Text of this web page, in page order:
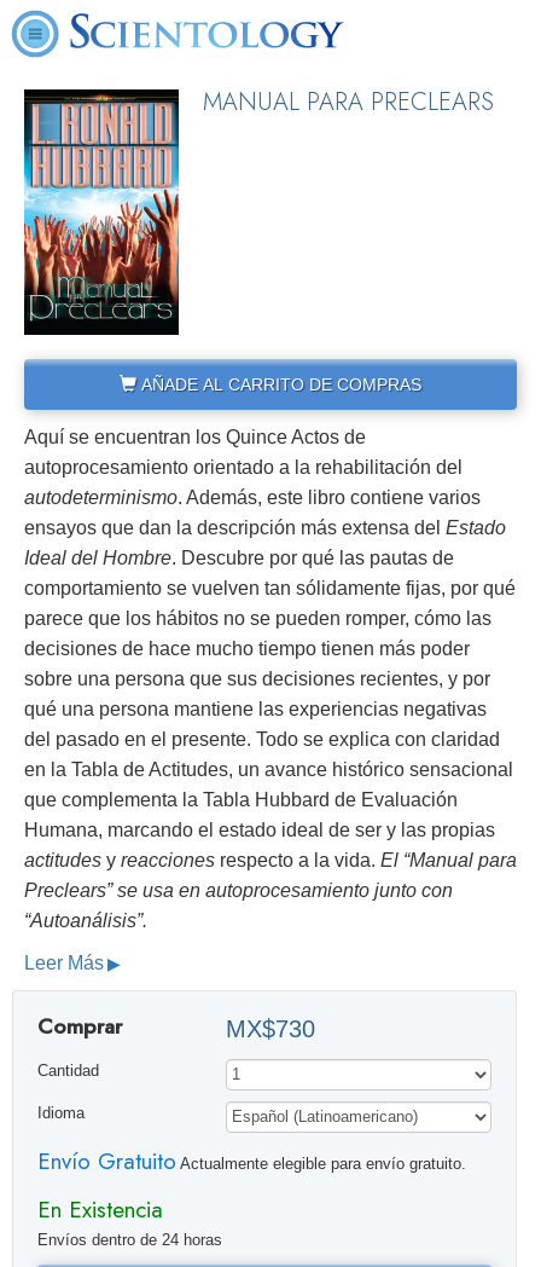
MANUAL PARA PRECLEARS
AÑADE AL CARRITO DE COMPRAS
Aquí se encuentran los Quince Actos de
autoprocesamiento orientado a la rehabilitación del
autodeterminismo. Además, este libro contiene varios
ensayos que dan la descripción más extensa del Estado
Ideal del Hombre. Descubre por qué las pautas de
comportamiento se vuelven tan sólidamente fijas, por qué
parece que los hábitos no se pueden romper, cómo las
decisiones de hace mucho tiempo tienen más poder
sobre una persona que sus decisiones recientes, y por
qué una persona mantiene las experiencias negativas
del pasado en el presente. Todo se explica con claridad
en la Tabla de Actitudes, un avance histórico sensacional
que complementa la Tabla Hubbard de Evaluación
Humana, marcando el estado ideal de ser y las propias
actitudes y reacciones respecto a la vida. El “Manual para
Preclears” se usa en autoprocesamiento junto con
“Autoanálisis”.
Leer Más
Comprar MX$730
Cantidad
Idioma
Envío Gratuito Actualmente elegible para envío gratuito.
En Existencia
Envíos dentro de 24 horas